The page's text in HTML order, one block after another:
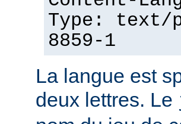
Type: text/
8859-1
La langue est
deux lettres. Le